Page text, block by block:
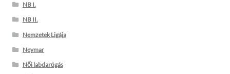
NB I.
NB II.
Nemzetek Ligája
Neymar
Női labdarúgás